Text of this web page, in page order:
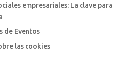
empresariales: La clave para
de Eventos
las cookies